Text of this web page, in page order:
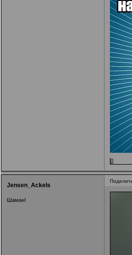
0
Jensen_Ackels
Шаман!